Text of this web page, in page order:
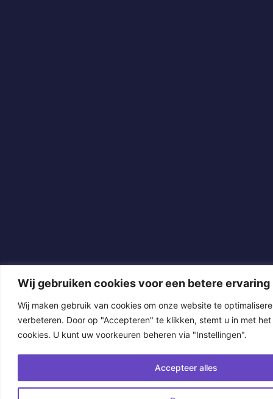
Wij gebruiken cookies voor een betere ervaring
Wij maken gebruik van cookies om onze website te
verbeteren. Door op "Accepteren" te klikken, stemt u in met
cookies. U kunt uw voorkeuren beheren via "Instellingen".
Accepteer alles